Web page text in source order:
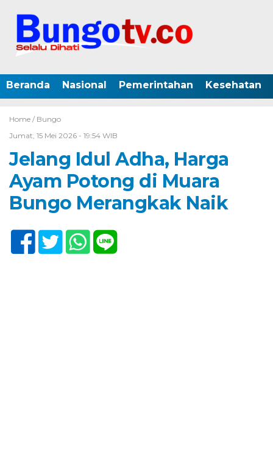
Beranda Nasional Pemerintahan Kesehatan
Home / Bungo
Jumat, 15 Mei 2026 - 19:54 WIB
Jelang Idul Adha, Harga
Ayam Potong di Muara
Bungo Merangkak Naik